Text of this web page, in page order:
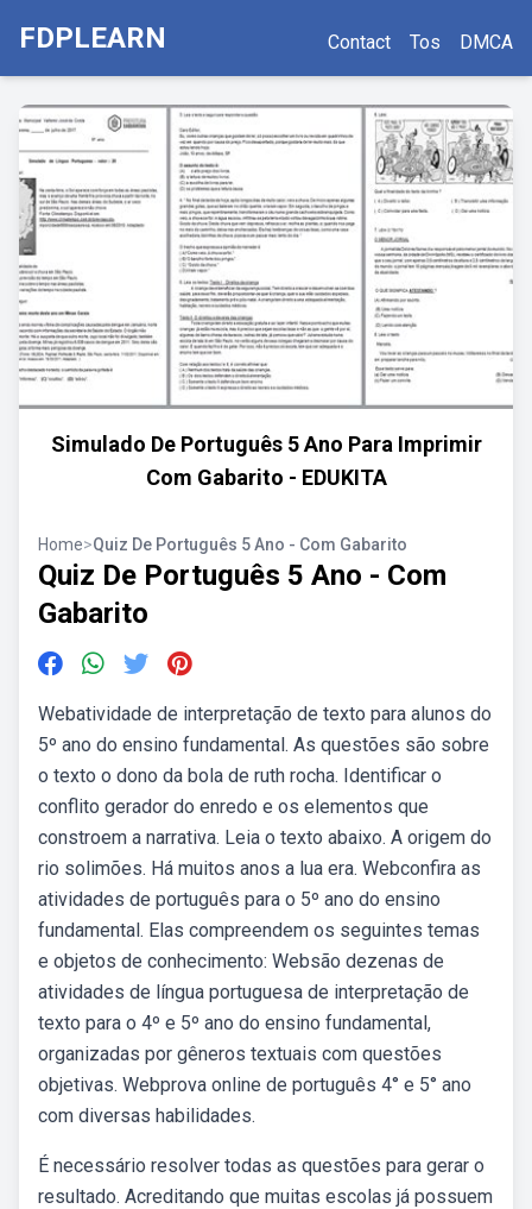
FDPLEARN Contact Tos DMCA
Simulado De Português 5 Ano Para Imprimir
Com Gabarito - EDUKITA
Home>Quiz De Português 5 Ano - Com Gabarito
Quiz De Português 5 Ano - Com
Gabarito
Webatividade de interpretação de texto para alunos do
5º ano do ensino fundamental. As questões são sobre
o texto o dono da bola de ruth rocha. Identificar o
conflito gerador do enredo e os elementos que
constroem a narrativa. Leia o texto abaixo. A origem do
rio solimões. Há muitos anos a lua era. Webconfira as
atividades de português para o 5º ano do ensino
fundamental. Elas compreendem os seguintes temas
e objetos de conhecimento: Websão dezenas de
atividades de língua portuguesa de interpretação de
texto para o 4º e 5º ano do ensino fundamental,
organizadas por gêneros textuais com questões
objetivas. Webprova online de português 4° e 5° ano
com diversas habilidades.
É necessário resolver todas as questões para gerar o
resultado. Acreditando que muitas escolas já possuem